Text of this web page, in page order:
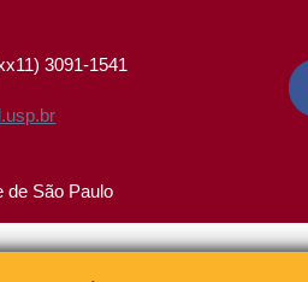
3091-1541
de São Paulo